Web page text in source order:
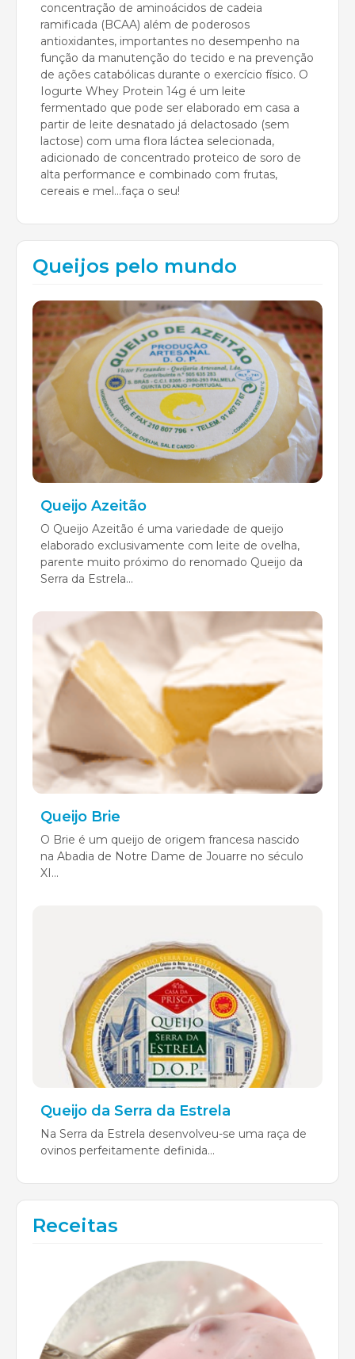
concentração de aminoácidos de cadeia
ramificada (BCAA) além de poderosos
antioxidantes, importantes no desempenho na
função da manutenção do tecido e na prevenção
de ações catabólicas durante o exercício físico. O
Iogurte Whey Protein 14g é um leite
fermentado que pode ser elaborado em casa a
partir de leite desnatado já delactosado (sem
lactose) com uma flora láctea selecionada,
adicionado de concentrado proteico de soro de
alta performance e combinado com frutas,
cereais e mel...faça o seu!
Queijos pelo mundo
Queijo Azeitão
O Queijo Azeitão é uma variedade de queijo
elaborado exclusivamente com leite de ovelha,
parente muito próximo do renomado Queijo da
Serra da Estrela...
Queijo Brie
O Brie é um queijo de origem francesa nascido
na Abadia de Notre Dame de Jouarre no século
XI...
Queijo da Serra da Estrela
Na Serra da Estrela desenvolveu-se uma raça de
ovinos perfeitamente definida...
Receitas